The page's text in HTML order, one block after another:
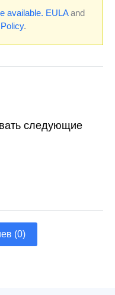
available. EULAand
.
следующие
(0)